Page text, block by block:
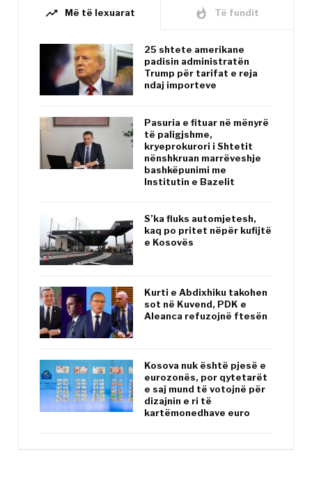
trending_up Më të lexuarat whatshot Të fundit
25 shtete amerikane
padisin administratën
Trump për tarifat e reja
ndaj importeve
Pasuria e fituar në mënyrë
të paligjshme,
kryeprokurori i Shtetit
nënshkruan marrëveshje
bashkëpunimi me
Institutin e Bazelit
S’ka fluks automjetesh,
kaq po pritet nëpër kufijtë
e Kosovës
Kurti e Abdixhiku takohen
sot në Kuvend, PDK e
Aleanca refuzojnë ftesën
Kosova nuk është pjesë e
eurozonës, por qytetarët
e saj mund të votojnë për
dizajnin e ri të
kartëmonedhave euro